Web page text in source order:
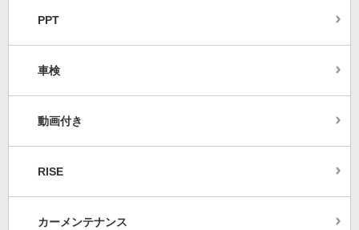
PPT
車検
動画付き
RISE
カーメンテナンス